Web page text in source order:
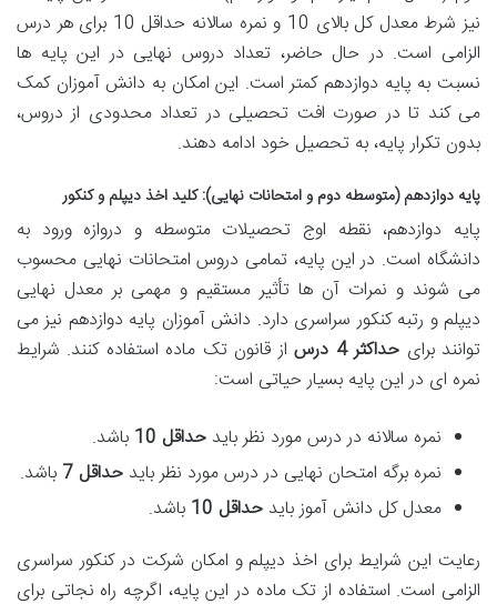
نیز شرط معدل کل بالای 10 و نمره سالانه حداقل 10 برای هر درس
الزامی است. در حال حاضر، تعداد دروس نهایی در این پایه ها
نسبت به پایه دوازدهم کمتر است. این امکان به دانش آموزان کمک
می کند تا در صورت افت تحصیلی در تعداد محدودی از دروس،
بدون تکرار پایه، به تحصیل خود ادامه دهند.
پایه دوازدهم (متوسطه دوم و امتحانات نهایی): کلید اخذ دیپلم و کنکور
پایه دوازدهم، نقطه اوج تحصیلات متوسطه و دروازه ورود به
دانشگاه است. در این پایه، تمامی دروس امتحانات نهایی محسوب
می شوند و نمرات آن ها تأثیر مستقیم و مهمی بر معدل نهایی
دیپلم و رتبه کنکور سراسری دارد. دانش آموزان پایه دوازدهم نیز می
توانند برای حداکثر 4 درس
از قانون تک ماده استفاده کنند. شرایط
نمره ای در این پایه بسیار حیاتی است:
نمره سالانه در درس مورد نظر باید حداقل 10
باشد.
نمره برگه امتحان نهایی در درس مورد نظر باید حداقل 7
باشد.
معدل کل دانش آموز باید حداقل 10
باشد.
رعایت این شرایط برای اخذ دیپلم و امکان شرکت در کنکور سراسری
الزامی است. استفاده از تک ماده در این پایه، اگرچه راه نجاتی برای